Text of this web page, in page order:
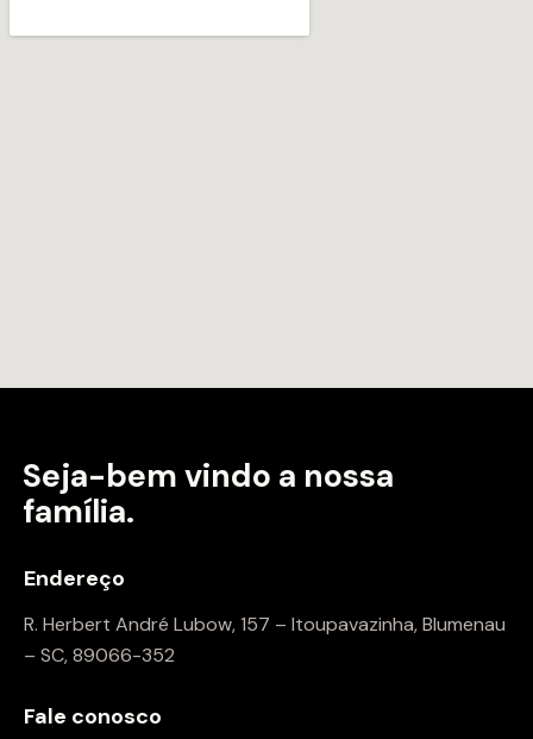
Seja-bem vindo a nossa
família.
Endereço
R. Herbert André Lubow, 157 – Itoupavazinha, Blumenau
– SC, 89066-352
Fale conosco